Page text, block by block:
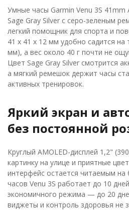
Умные часы Garmin Venu 3S 41mm
Sage Gray Silver с серо-зеленым
легкий помощник для спорта и
41 х 41 х 12 мм удобно садится на
мм), а вес около 40 г почти не
Цвет Sage Gray Silver смотрится
а мягкий ремешок держит часы
активных тренировок.
Яркий экран и
без постоянной
Круглый AMOLED-дисплей 1,2"
картинку на улице и приятные
интерфейс остается читаемым на
часов Venu 3S работает до 10
экономичного режима — до 20
виджеты и контроль здоровья не